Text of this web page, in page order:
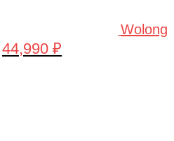
Wolong
Первоначальная
44,990 ₽